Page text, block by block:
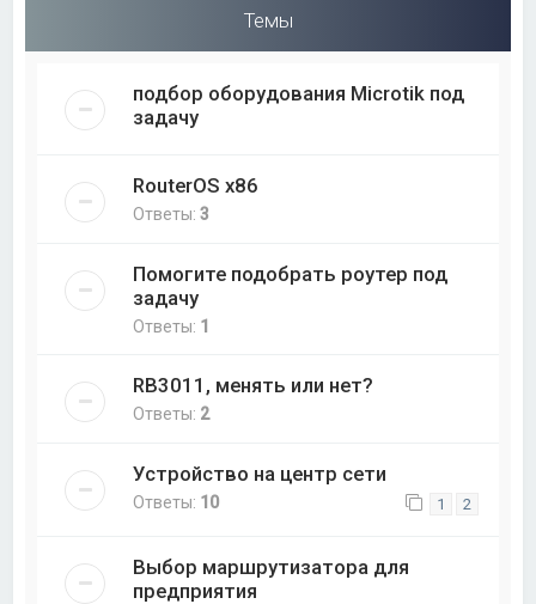
Темы
подбор оборудования Microtik под
задачу
RouterOS x86
Ответы:3
Помогите подобрать роутер под
задачу
Ответы: 1
RB3011, менять или нет?
Ответы: 2
Устройство на центр сети
Ответы: 10 1 2
Выбор маршрутизатора для
предприятия